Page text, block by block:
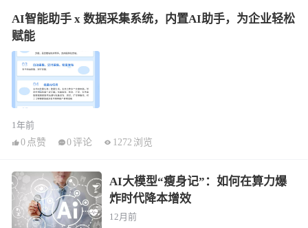
AI智能助手 x 数据采集系统，内置AI助手，为企业轻松
赋能
1年前
0 点赞 0评论 1272 浏览
AI大模型“瘦身记”：如何在算力爆
炸时代降本增效
12月前